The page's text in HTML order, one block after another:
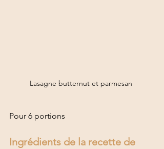
Lasagne butternut et parmesan
Pour 6 portions
Ingrédients de la recette de